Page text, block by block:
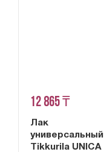
12 865 ₸
Лак
универсальный
Tikkurila UNICA